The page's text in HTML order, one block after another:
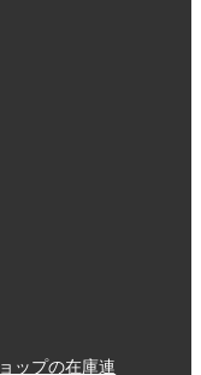
ップの在庫連